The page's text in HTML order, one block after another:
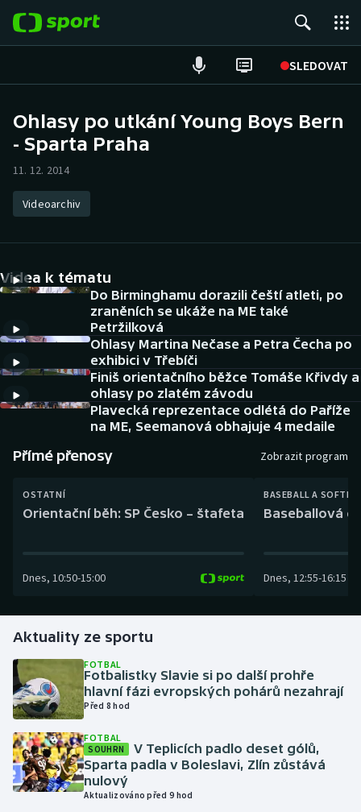
SLEDOVAT
Hokej
Atletika
DALŠÍ SPORTY
Americký fotbal
Baseball a softbal
Basketbal
Biatlon
Boby a skeleton
Florbal
Futsal
Golf
Gymnastika
NEPŘEHLÉDNĚTE
Soutěže
Historické návraty
Aplikace ČT sport
AZ kvíz
Ohlasy po utkání Young Boys Bern
- Sparta Praha
11. 12. 2014
Videoarchiv
Videa k tématu
Do Birminghamu dorazili čeští atleti, po
zraněních se ukáže na ME také
Petržilková
Ohlasy Martina Nečase a Petra Čecha po
exhibici v Třebíči
Finiš orientačního běžce Tomáše Křivdy a
ohlasy po zlatém závodu
Plavecká reprezentace odlétá do Paříže
na ME, Seemanová obhajuje 4 medaile
Přímé přenosy Zobrazit program
OSTATNÍ
Orientační běh: SP Česko – štafeta
Dnes, 10:50-15:00
BASEBALL A
Baseballová
Dnes, 12:55-16:15
Aktuality ze sportu
FOTBAL
Fotbalistky Slavie si po další prohře
hlavní fázi evropských pohárů nezahrají
Před 8 hod
FOTBAL
SOUHRN
V Teplicích padlo deset gólů,
Sparta padla v Boleslavi, Zlín zůstává
nulový
Aktualizováno před 9 hod